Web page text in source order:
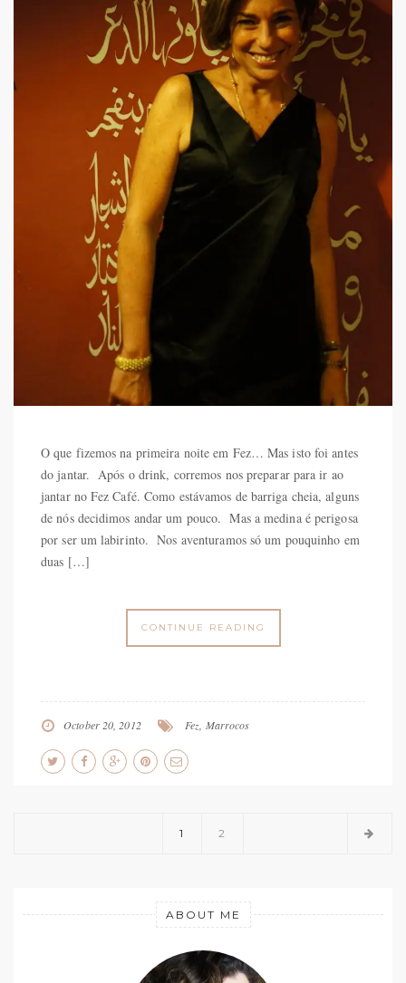
O que fizemos na primeira noite em Fez… Mas isto foi antes
do jantar. Após o drink, corremos nos preparar para ir ao
jantar no Fez Café. Como estávamos de barriga cheia, alguns
de nós decidimos andar um pouco. Mas a medina é perigosa
por ser um labirinto. Nos aventuramos só um pouquinho em
duas […]
CONTINUE READING
October 20, 2012 Fez Marrocos
1 2
ABOUT ME